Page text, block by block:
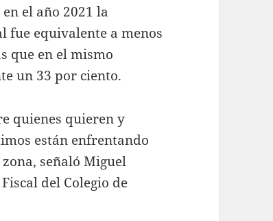
el año 2021 la
fue equivalente a menos
que en el mismo
un 33 por ciento.
quienes quieren y
están enfrentando
señaló Miguel
del Colegio de